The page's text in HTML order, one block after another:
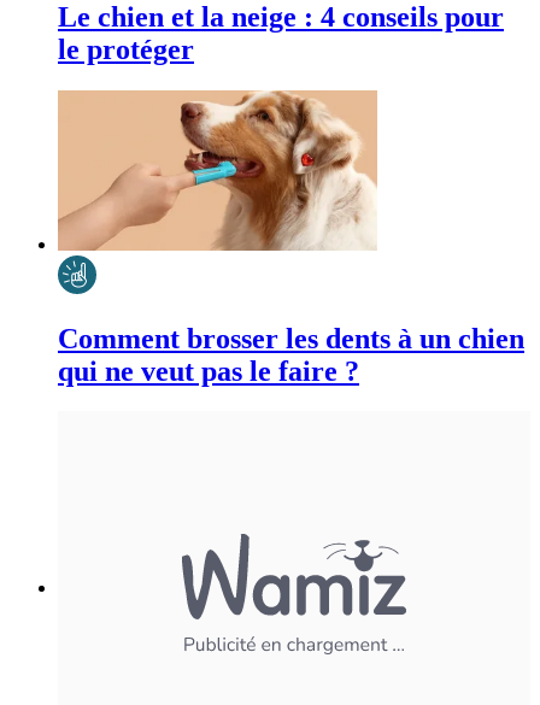
Le chien et la neige : 4 conseils pour
le protéger
Comment brosser les dents à un chien
qui ne veut pas le faire ?